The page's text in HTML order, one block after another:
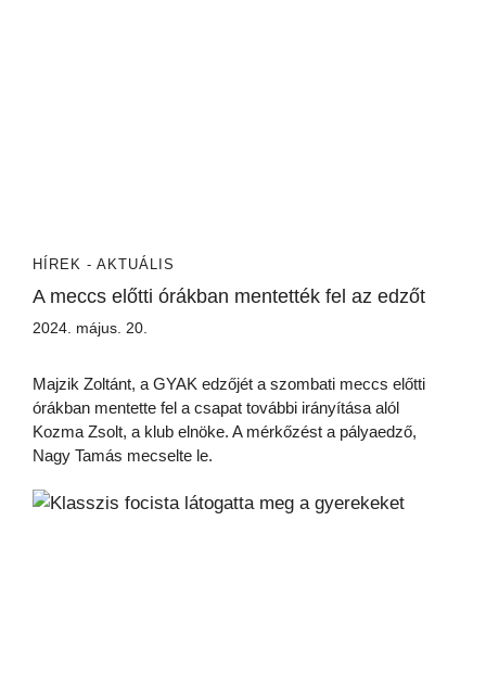
HÍREK - AKTUÁLIS
A meccs előtti órákban mentették fel az edzőt
2024. május. 20.
Majzik Zoltánt, a GYAK edzőjét a szombati meccs előtti
órákban mentette fel a csapat további irányítása alól
Kozma Zsolt, a klub elnöke. A mérkőzést a pályaedző,
Nagy Tamás mecselte le.